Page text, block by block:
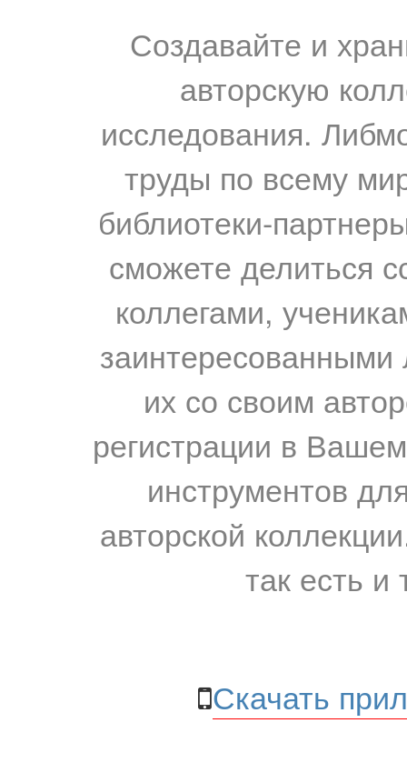
Создавайте и
авторскую
исследования.
труды по всему
библиотеки-
сможете делиться
коллегами,
их со своим
регистрации в
инструментов
авторской
так есть и
Скачать